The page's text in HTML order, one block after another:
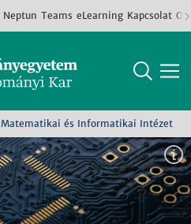
Neptun Teams eLearning Kapcsolat
Matematikai és Informatikai Intézet